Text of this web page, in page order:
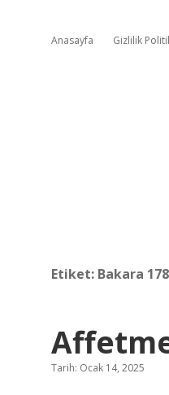
Anasayfa Gizlilik
Etiket: Bakara
Tarih: Ocak 14, 2025